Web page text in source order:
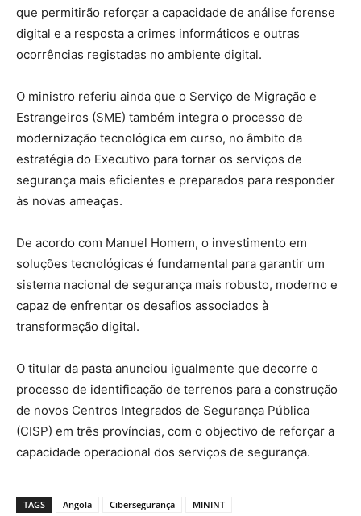
que permitirão reforçar a capacidade de análise forense
digital e a resposta a crimes informáticos e outras
ocorrências registadas no ambiente digital.
O ministro referiu ainda que o Serviço de Migração e
Estrangeiros (SME) também integra o processo de
modernização tecnológica em curso, no âmbito da
estratégia do Executivo para tornar os serviços de
segurança mais eficientes e preparados para responder
às novas ameaças.
De acordo com Manuel Homem, o investimento em
soluções tecnológicas é fundamental para garantir um
sistema nacional de segurança mais robusto, moderno e
capaz de enfrentar os desafios associados à
transformação digital.
O titular da pasta anunciou igualmente que decorre o
processo de identificação de terrenos para a construção
de novos Centros Integrados de Segurança Pública
(CISP) em três províncias, com o objectivo de reforçar a
capacidade operacional dos serviços de segurança.
TAGS Angola Cibersegurança MININT